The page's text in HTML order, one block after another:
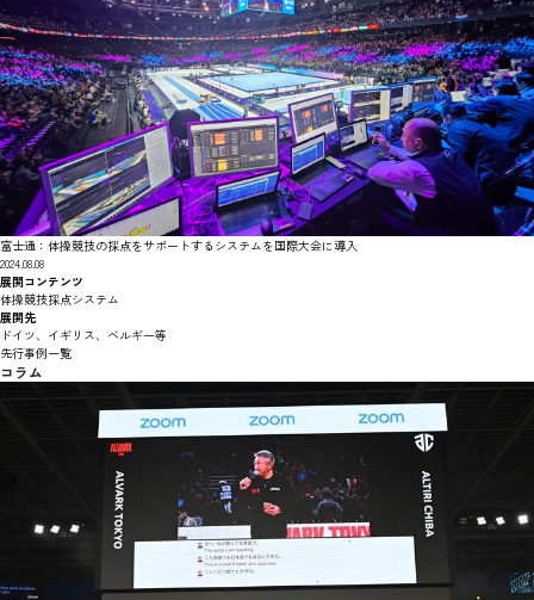
富士通：体操競技の採点をサポートするシステムを国際大会に導入
2024.08.08
展開コンテンツ
体操競技採点システム
展開先
ドイツ、イギリス、ベルギー等
先行事例一覧
コラム